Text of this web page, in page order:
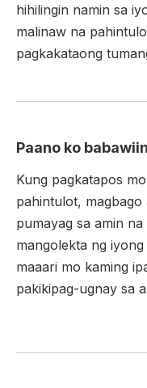
hihilingin namin sa
malinaw na
pagkakataong
Paano ko
Kung pagkatapos
pahintulot, magbago
pumayag sa amin
mangolekta ng
maaari mo kaming
pakikipag-ugnay sa